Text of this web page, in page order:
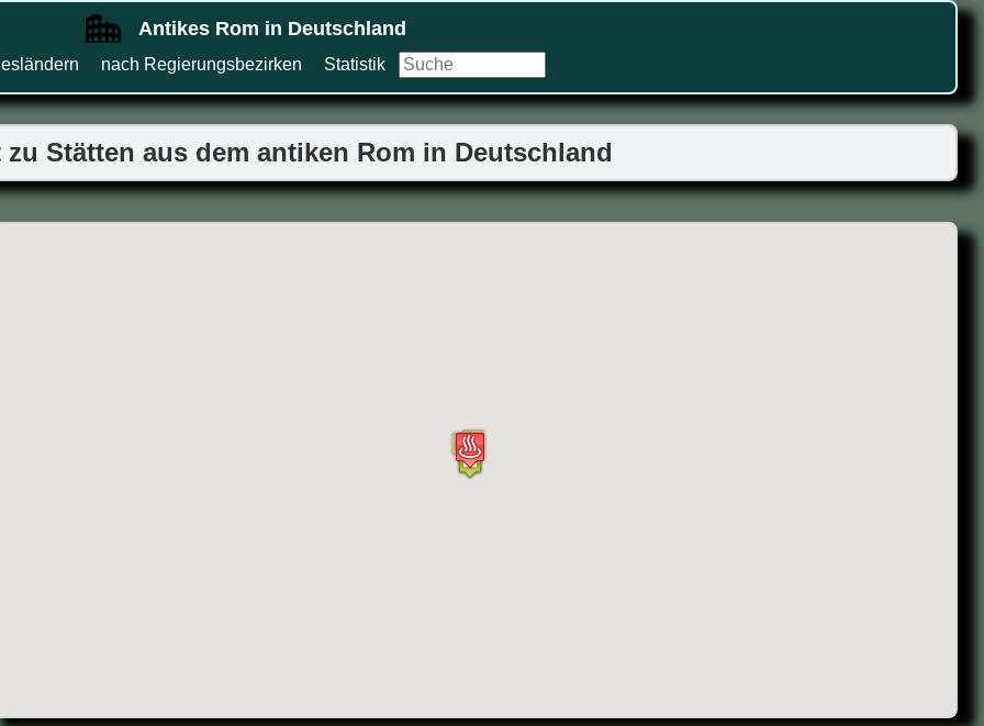
Antikes Rom in Deutschland
nach Regierungsbezirken Statistik
zu Stätten aus dem antiken Rom in Deutschland